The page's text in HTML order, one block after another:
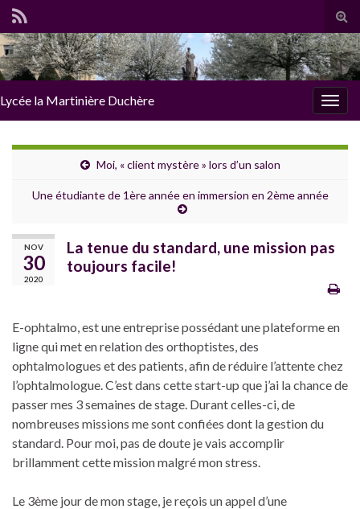
Lycée la Martinière Duchère
Moi, « client mystère » lors d’un salon
Une étudiante de 1ère année en immersion en 2ème année
NOV
30
2020
La tenue du standard, une mission pas
toujours facile!
E-ophtalmo, est une entreprise possédant une plateforme en
ligne qui met en relation des orthoptistes, des
ophtalmologues et des patients, afin de réduire l’attente chez
l’ophtalmologue. C’est dans cette start-up que j’ai la chance de
passer mes 3 semaines de stage. Durant celles-ci, de
nombreuses missions me sont confiées dont la gestion du
standard. Pour moi, pas de doute je vais accomplir
brillamment cette mission malgré mon stress.
Le 3ème jour de mon stage, je reçois un appel d’une